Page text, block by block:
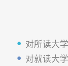
对所读大
对就读大